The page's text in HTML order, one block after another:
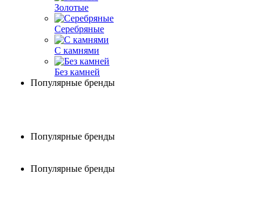
Золотые
Серебряные
С камнями
Без камней
Популярные бренды
Популярные бренды
Популярные бренды